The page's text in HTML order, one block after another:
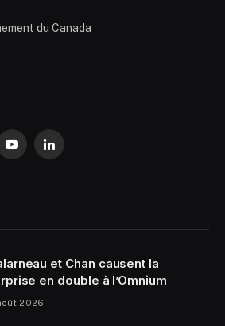
du Canada
YouTubeLinkedIn
et Chan causent la
en double à l’Omnium
2026